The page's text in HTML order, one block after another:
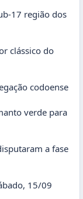
17 região dos
clássico do
codoense
verde para
a fase
15/09